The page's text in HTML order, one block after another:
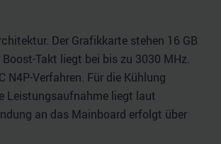
Der Grafikkarte stehen 16 GB
Takt liegt bei bis zu 3030 MHz.
Verfahren. Für die Kühlung
Leistungsaufnahme liegt laut
an das Mainboard erfolgt über